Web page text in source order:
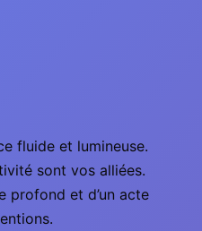
fluide et lumineuse.
sont vos alliées.
profond et d’un acte